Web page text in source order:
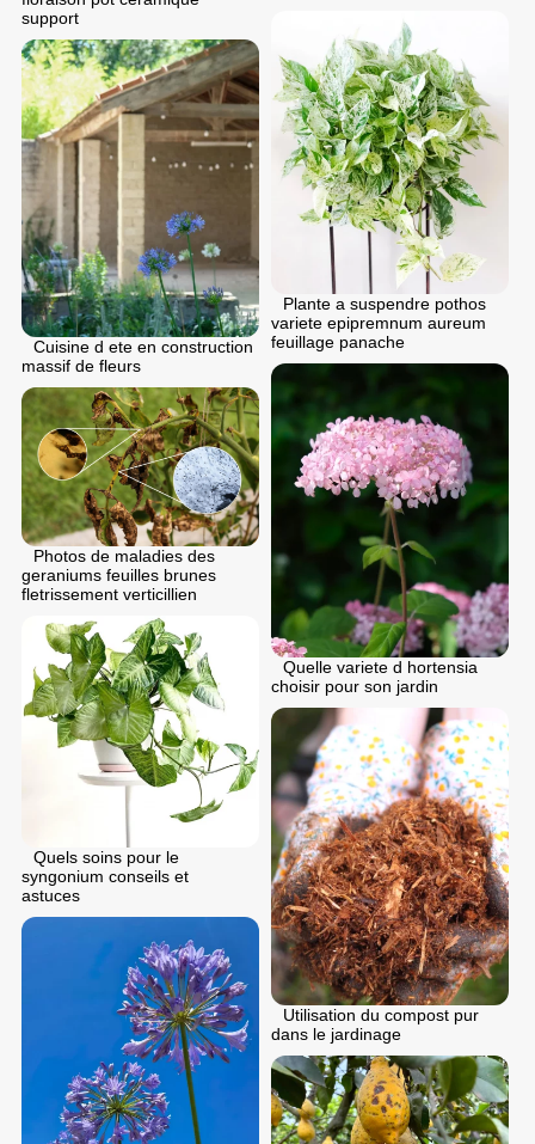
support
Plante a suspendre pothos
variete epipremnum aureum
feuillage panache
Cuisine d ete en construction
massif de fleurs
Quelle variete d hortensia
choisir pour son jardin
Photos de maladies des
geraniums feuilles brunes
fletrissement verticillien
Quels soins pour le
syngonium conseils et
astuces
Utilisation du compost pur
dans le jardinage